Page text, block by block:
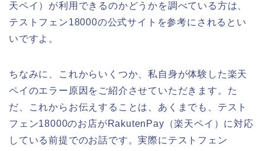
天ペイ）が利用できるのかどうかを調べている方は、
テストフェン18000の公式サイトを参考にされるとい
いですよ。
ちなみに、これからいくつか、私自身が体験した楽天
ペイのエラー原因をご紹介させていただきます。た
だ、これからお伝えすることは、あくまでも、テスト
フェン18000のお店がRakutenPay（楽天ペイ）に対応
している前提でのお話です。実際にテストフェン